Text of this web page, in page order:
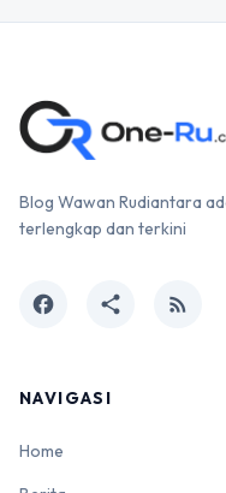
Blog Wawan Rudiantara
terlengkap dan terkini
facebook share rss_feed
NAVIGASI
Home